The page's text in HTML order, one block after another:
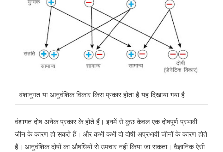
वंशानुगत या आनुवंशिक विकार किस प्रकार होता है यह दिखाया गया है
वंशागत दोष अनेक प्रकार के होते हैं। इनमें से कुछ केवल एक दोषपूर्ण प्रभावी
जीन के कारण हो सकते हैं। और कभी कभी दो दोषी अप्रभावी जीनों के कारण होते
हैं। आनुवंशिक दोषों का औषधियों से उपचार नहीं किया जा सकता। वैज्ञानिक ऐसी